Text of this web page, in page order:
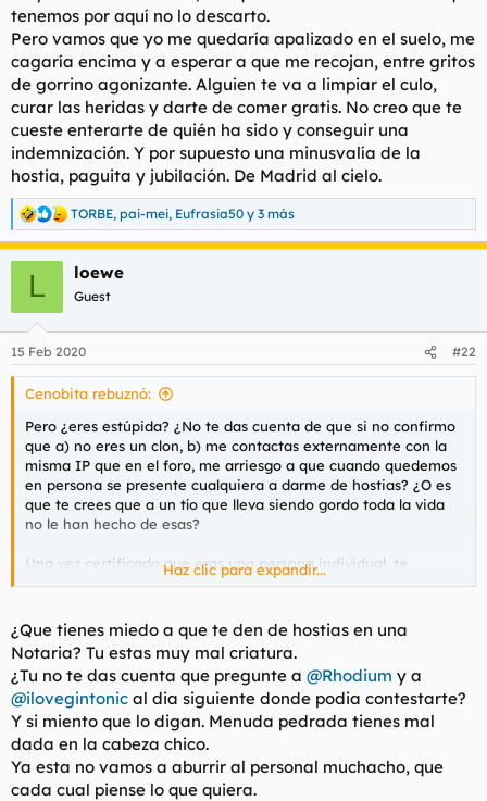
tenemos por aquí no lo descarto.
Pero vamos que yo me quedaría apalizado en el suelo, me
cagaría encima y a esperar a que me recojan, entre gritos
de gorrino agonizante. Alguien te va a limpiar el culo,
curar las heridas y darte de comer gratis. No creo que te
cueste enterarte de quién ha sido y conseguir una
indemnización. Y por supuesto una minusvalía de la
hostia, paguita y jubilación. De Madrid al cielo.
R
e
a
e
s
TORBE, pai-mei, Eufrasia50 y 3 más
L loewe
Guest
15 Feb 2020 #22
Cenobita rebuznó:
Pero ¿eres estúpida? ¿No te das cuenta de que si no confirmo
que a) no eres un clon, b) me contactas externamente con la
misma IP que en el foro, me arriesgo a que cuando quedemos
en persona se presente cualquiera a darme de hostias? ¿O es
que te crees que a un tío que lleva siendo gordo toda la vida
no le han hecho de esas?
Una vez certificado que eras una persona individual, te
hubiera dado todas las garantías que hubieras querido. Pero en
sobra has tenido para contestarlo. Farolera, más que farolera.
Haz clic para expandir...
¿Que tienes miedo a que te den de hostias en una
Notaria? Tu estas muy mal criatura.
¿Tu no te das cuenta que pregunte a @Rhodium y a
@ilovegintonic al dia siguiente donde podia contestarte?
Y si miento que lo digan. Menuda pedrada tienes mal
dada en la cabeza chico.
Ya esta no vamos a aburrir al personal muchacho, que
cada cual piense lo que quiera.